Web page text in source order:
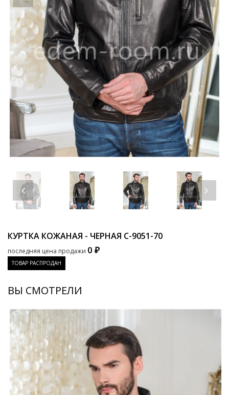
КУРТКА КОЖАНАЯ - ЧЕРНАЯ C-9051-70
последняя цена продажи 0 ₽
ТОВАР РАСПРОДАН
ВЫ СМОТРЕЛИ